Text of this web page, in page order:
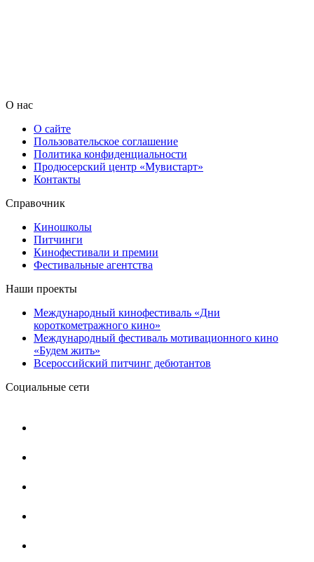
О нас
О сайте
Пользовательское соглашение
Политика конфиденциальности
Продюсерский центр «Мувистарт»
Контакты
Справочник
Киношколы
Питчинги
Кинофестивали и премии
Фестивальные агентства
Наши проекты
Международный кинофестиваль «Дни
короткометражного кино»
Международный фестиваль мотивационного кино
«Будем жить»
Всероссийский питчинг дебютантов
Социальные сети